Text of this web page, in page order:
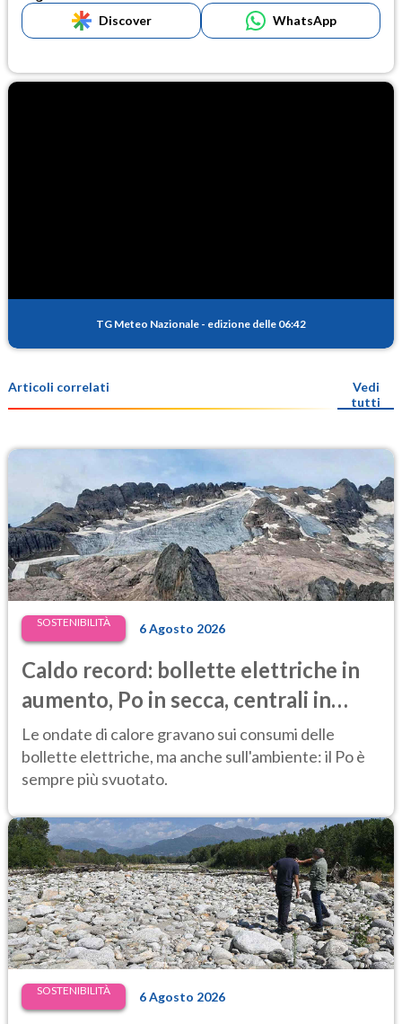
Discover
WhatsApp
TG Meteo Nazionale - edizione delle 06:42
Articoli correlati
Vedi
tutti
SOSTENIBILITÀ 6 Agosto 2026
Caldo record: bollette elettriche in
aumento, Po in secca, centrali in
difficoltà e prezzi dell’energia ai
massimi
Le ondate di calore gravano sui consumi delle
bollette elettriche, ma anche sull'ambiente: il Po è
sempre più svuotato.
SOSTENIBILITÀ 6 Agosto 2026